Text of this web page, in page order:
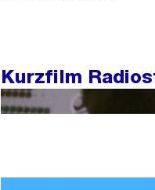
Kurzfilm
Hört hört: Reiche